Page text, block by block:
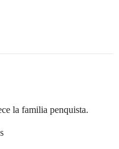
la familia penquista.